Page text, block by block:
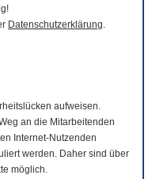
Datenschutzerklärung.
aufweisen.
an die Mitarbeitenden
Internet-Nutzenden
werden. Daher sind über
möglich.